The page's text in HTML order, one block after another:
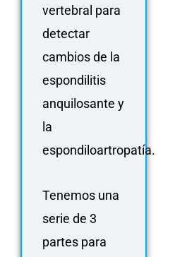
vertebral para
detectar
cambios de la
espondilitis
anquilosante y
la
espondiloartropatía.
Tenemos una
serie de 3
partes para